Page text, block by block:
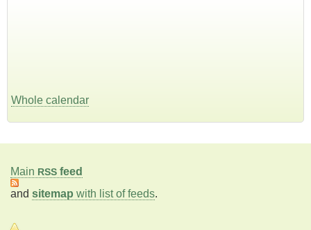
Whole calendar
Main RSS feed
and sitemap with list of feeds.